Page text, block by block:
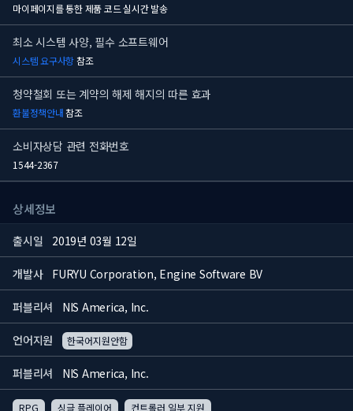
마이페이지를 통한 제품 코드 실시간 발송
최소 시스템 사양, 필수 소프트웨어
시스템 요구사항참조
청약철회 또는 계약의 해제 해지의 따른 효과
환불정책안내참조
소비자상담 관련 전화번호
1544-2367
상세정보
출시일 2019년 03월 12일
개발사 FURYU Corporation, Engine Software BV
퍼블리셔 NIS America, Inc.
언어지원 한국어지원안함
퍼블리셔 NIS America, Inc.
RPG 싱글 플레이어 컨트롤러 일부 지원